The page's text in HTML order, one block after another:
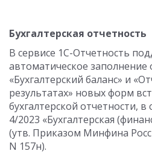
Бухгалтерская отчетность
В сервисе 1С-Отчетность
автоматическое заполнение
«Бухгалтерский баланс» и
результатах» новых форм
бухгалтерской отчетности,
4/2023 «Бухгалтерская
(утв. Приказом Минфина
N 157н).